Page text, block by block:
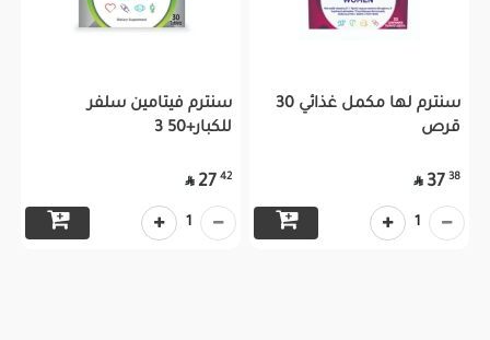
سنترم لها مكمل غذائي 30
قرص
38
37

1
سنترم فيتامين سلفر
للكبار+50 3
42
27

1